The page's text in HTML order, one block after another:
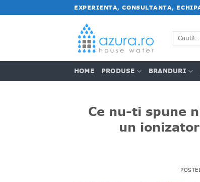
la
EXPERIENTA, CONSULTANTA,
Caută
după:
HOME PRODUSE BRANDURI
Ce nu-ti spune
un